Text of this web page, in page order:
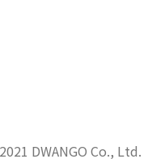
DWANGO Co., Ltd.